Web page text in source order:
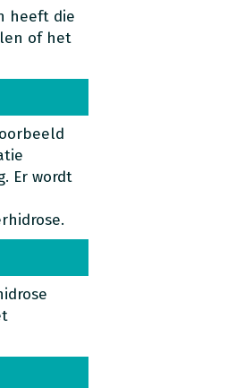
heeft die
of het
Er wordt